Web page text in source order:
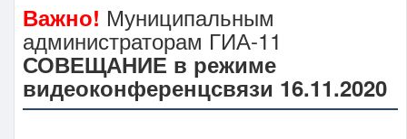
Важно! Муниципальным
администраторам ГИА-11
СОВЕЩАНИЕ в режиме
видеоконференцсвязи 16.11.2020